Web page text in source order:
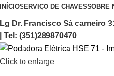
INÍCIOSERVIÇO DE CHAVESSOBRE
Lg Dr. Francisco Sá carneiro
| Tel: (351)289870470
Click to enlarge